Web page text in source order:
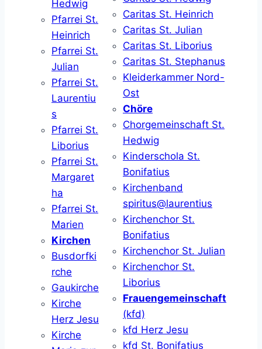
Hedwig
Pfarrei St.
Heinrich
Pfarrei St.
Julian
Pfarrei St.
Laurentiu
s
Pfarrei St.
Liborius
Pfarrei St.
Margaret
ha
Pfarrei St.
Marien
Kirchen
Busdorfki
rche
Gaukirche
Kirche
Herz Jesu
Kirche
Caritas St. Heinrich
Caritas St. Julian
Caritas St. Liborius
Caritas St. Stephanus
Kleiderkammer Nord-
Ost
Chöre
Chorgemeinschaft St.
Hedwig
Kinderschola St.
Bonifatius
Kirchenband
spiritus@laurentius
Kirchenchor St.
Bonifatius
Kirchenchor St. Julian
Kirchenchor St.
Liborius
Frauengemeinschaft
(kfd)
kfd Herz Jesu
kfd St. Bonifatius